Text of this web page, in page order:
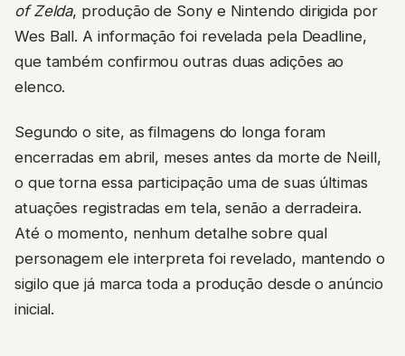
of Zelda, produção de Sony e Nintendo dirigida por
Wes Ball. A informação foi revelada pela Deadline,
que também confirmou outras duas adições ao
elenco.
Segundo o site, as filmagens do longa foram
encerradas em abril, meses antes da morte de Neill,
o que torna essa participação uma de suas últimas
atuações registradas em tela, senão a derradeira.
Até o momento, nenhum detalhe sobre qual
personagem ele interpreta foi revelado, mantendo o
sigilo que já marca toda a produção desde o anúncio
inicial.